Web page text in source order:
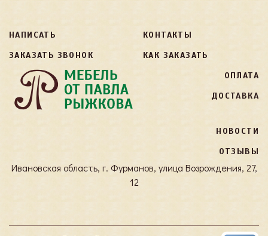
НАПИСАТЬ
ЗАКАЗАТЬ ЗВОНОК
КОНТАКТЫ
КАК ЗАКАЗАТЬ
ОПЛАТА
ДОСТАВКА
НОВОСТИ
ОТЗЫВЫ
Ивановская область, г. Фурманов, улица Возрождения, 27,
12